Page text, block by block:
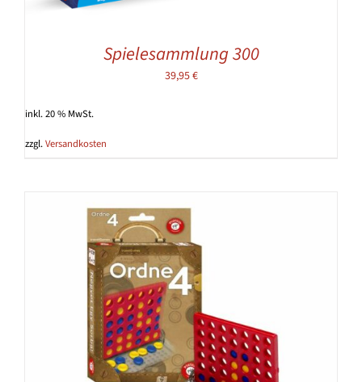
Spielesammlung 300
39,95€
inkl. 20 % MwSt.
zzgl.Versandkosten